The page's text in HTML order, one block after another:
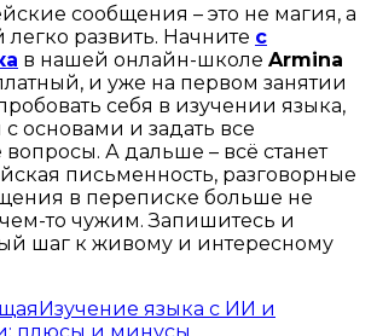
сообщения – это не магия, а
развить. Начните с
в нашей онлайн-школе Armina
и уже на первом занятии
себя в изучении языка,
основами и задать все
А дальше – всё станет
письменность, разговорные
в переписке больше не
чем-то чужим. Запишитесь и
шаг к живому и интересному
Изучение языка с ИИ и
плюсы и минусы